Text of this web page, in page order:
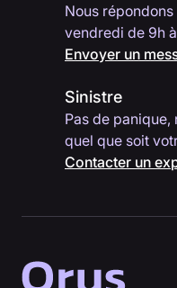
Nous
vendredi de 9h à
Envoyer un
Sinistre
Pas de
quel que soit
Contacter un